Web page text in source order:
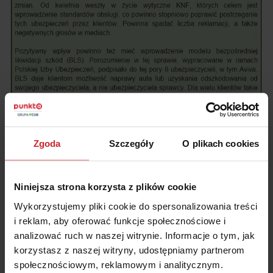
Zgoda Szczegóły O plikach cookies
Niniejsza strona korzysta z plików cookie
Wykorzystujemy pliki cookie do spersonalizowania treści
i reklam, aby oferować funkcje społecznościowe i
analizować ruch w naszej witrynie. Informacje o tym, jak
korzystasz z naszej witryny, udostępniamy partnerom
społecznościowym, reklamowym i analitycznym.